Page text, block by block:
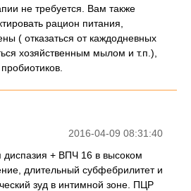
не требуется. Вам также
рацион питания,
( отказаться от каждодневных
хозяйственным мылом и т.п.),
2016-04-09 08:31:40
диспазия + ВПЧ 16 в высоком
длительный субфебрилитет и
зуд в интимной зоне. ПЦР